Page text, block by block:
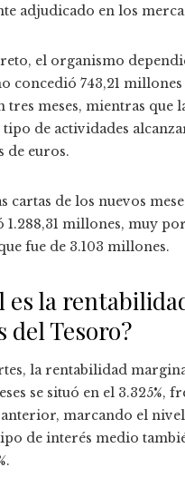
adjudicado en los
el organismo
concedió 743,21
tres meses, mientras que
de actividades
de euros.
cartas de los nuevos
1.288,31 millones, muy
fue de 3.103 millones.
es la
del Tesoro?
la rentabilidad
se situó en el 3.325%,
anterior, marcando el
de interés medio